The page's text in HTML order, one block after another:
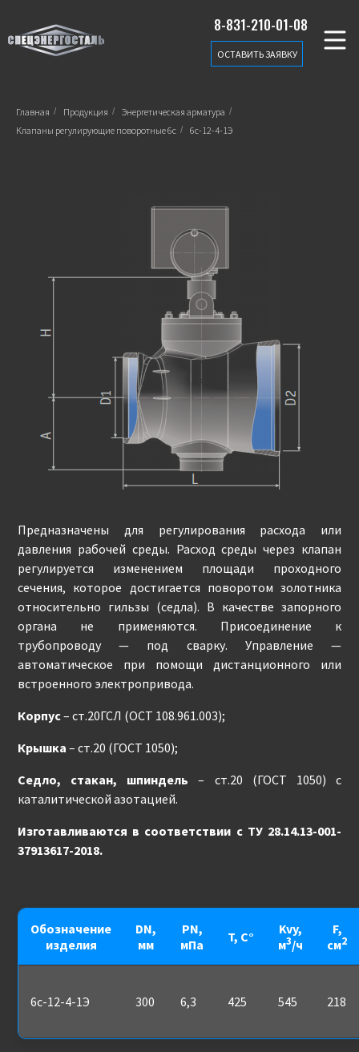
8-831-210-01-08
ОСТАВИТЬ ЗАЯВКУ
Главная / Продукция / Энергетическая арматура /
Клапаны регулирующие поворотные 6c / 6с-12-4-1Э
Предназначены для регулирования расхода или
давления рабочей среды. Расход среды через клапан
регулируется изменением площади проходного
сечения, которое достигается поворотом золотника
относительно гильзы (седла). В качестве запорного
органа не применяются. Присоединение к
трубопроводу — под сварку. Управление —
автоматическое при помощи дистанционного или
встроенного электропривода.
Корпус– ст.20ГСЛ (ОСТ 108.961.003);
Крышка – ст.20 (ГОСТ 1050);
Седло, стакан, шпиндель – ст.20 (ГОСТ 1050) с
каталитической азотацией.
Изготавливаются в соответствии с ТУ 28.14.13-001-
37913617-2018.
Обозначение
изделия
DN,
мм
PN,
мПа
T, С°
Kvy,
м3/ч
F,
см2
6с-12-4-1Э 300 6,3 425 545 218